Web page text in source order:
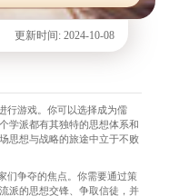
更新时间: 2024-10-08
行游戏。你可以选择成为儒
学派都有其独特的思想体系和
思想与战略的旅途中立于不败
们争夺的焦点。你需要通过策
派的思想交锋、争取信徒，并